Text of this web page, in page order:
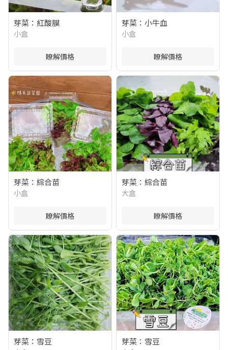
芽菜：紅酸膜
小盒
瞭解價格
芽菜：小牛血
小盒
瞭解價格
芽菜：綜合苗
小盒
瞭解價格
芽菜：綜合苗
大盒
瞭解價格
芽菜：雪豆 芽菜：雪豆